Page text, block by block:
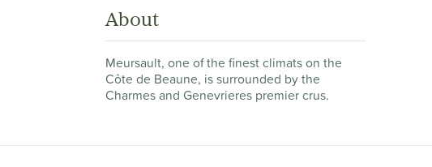
About
Meursault, one of the finest climats on the
Côte de Beaune, is surrounded by the
Charmes and Genevrieres premier crus.